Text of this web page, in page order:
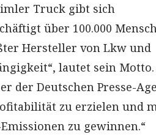
Truck gibt sich
über 100.000
Hersteller von Lkw und
lautet sein Motto.
der Deutschen Presse-
zu erzielen und
zu gewinnen.“